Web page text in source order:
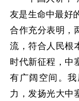
友是生命中最好
合作充分表明，
流，符合人民根
时代新征程，中
有广阔空间。
力，发扬光大中